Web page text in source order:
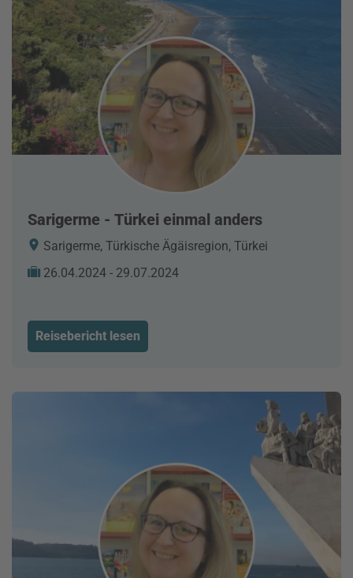
Sarigerme - Türkei einmal anders
Sarigerme, Türkische Ägäisregion, Türkei
26.04.2024 - 29.07.2024
Reisebericht lesen